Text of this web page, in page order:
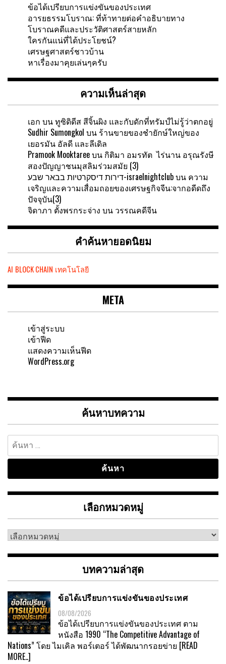
ข้อได้เปรียบการแข่งขันของประเทศ
อารยธรรมโบราณ: ที่ท้าทายต่อคำอธิบายทาง
โบราณคดีและประวัติศาสตร์สายหลัก
ใครกันแน่ที่ได้ประโยชน์?
เศรษฐศาสตร์ชาวบ้าน
หาเรื่องมาคุยเล่นๆครับ
ความเห็นล่าสุด
เอก บนทูซิดิดีส สีจิ้นผิง และกับดักที่ทรัมป์ไม่รู้ว่าตกอยู่
Sudhir Sumongkol บน ร้านขายของชำยักษ์ใหญ่ของ
เยอรมัน อัลดี และลีเดิล
Pramook Mooktareeบน กิติมา อมรทัต ไร่นาน อรุณรังษี
สองปัญญาชนมุสลิมร่วมสมัย (3)
דירות דיסקרטיות בבאר שבע-israelnightclubบน ความ
เจริญและความเสื่อมถอยของเศรษฐกิจจีน:จากอดีดถึง
ปัจจุบัน(3)
จิดาภา ตั้งพรกระจ่าง บน วรรณคดีจีน
คำค้นหายอดนิยม
AI BLOCK CHAIN เทคโนโลยี
META
เข้าสู่ระบบ
เข้าฟีด
แสดงความเห็นฟีด
WordPress.org
ค้นหาบทความ
ค้นหา
สำหรับ:
เลือกหมวดหมู่
เลือก
หมู่
บทความล่าสุด
ข้อได้เปรียบการแข่งขันของประเทศ
08/08/2026
ข้อได้เปรียบการแข่งขันของประเทศ ตาม
หนังสือ 1990 “The Competitive Advantage of
Nations” โดย ไมเคิล พอร์เตอร์ ได้พัฒนากรอยข่าย [READ
MORE..]